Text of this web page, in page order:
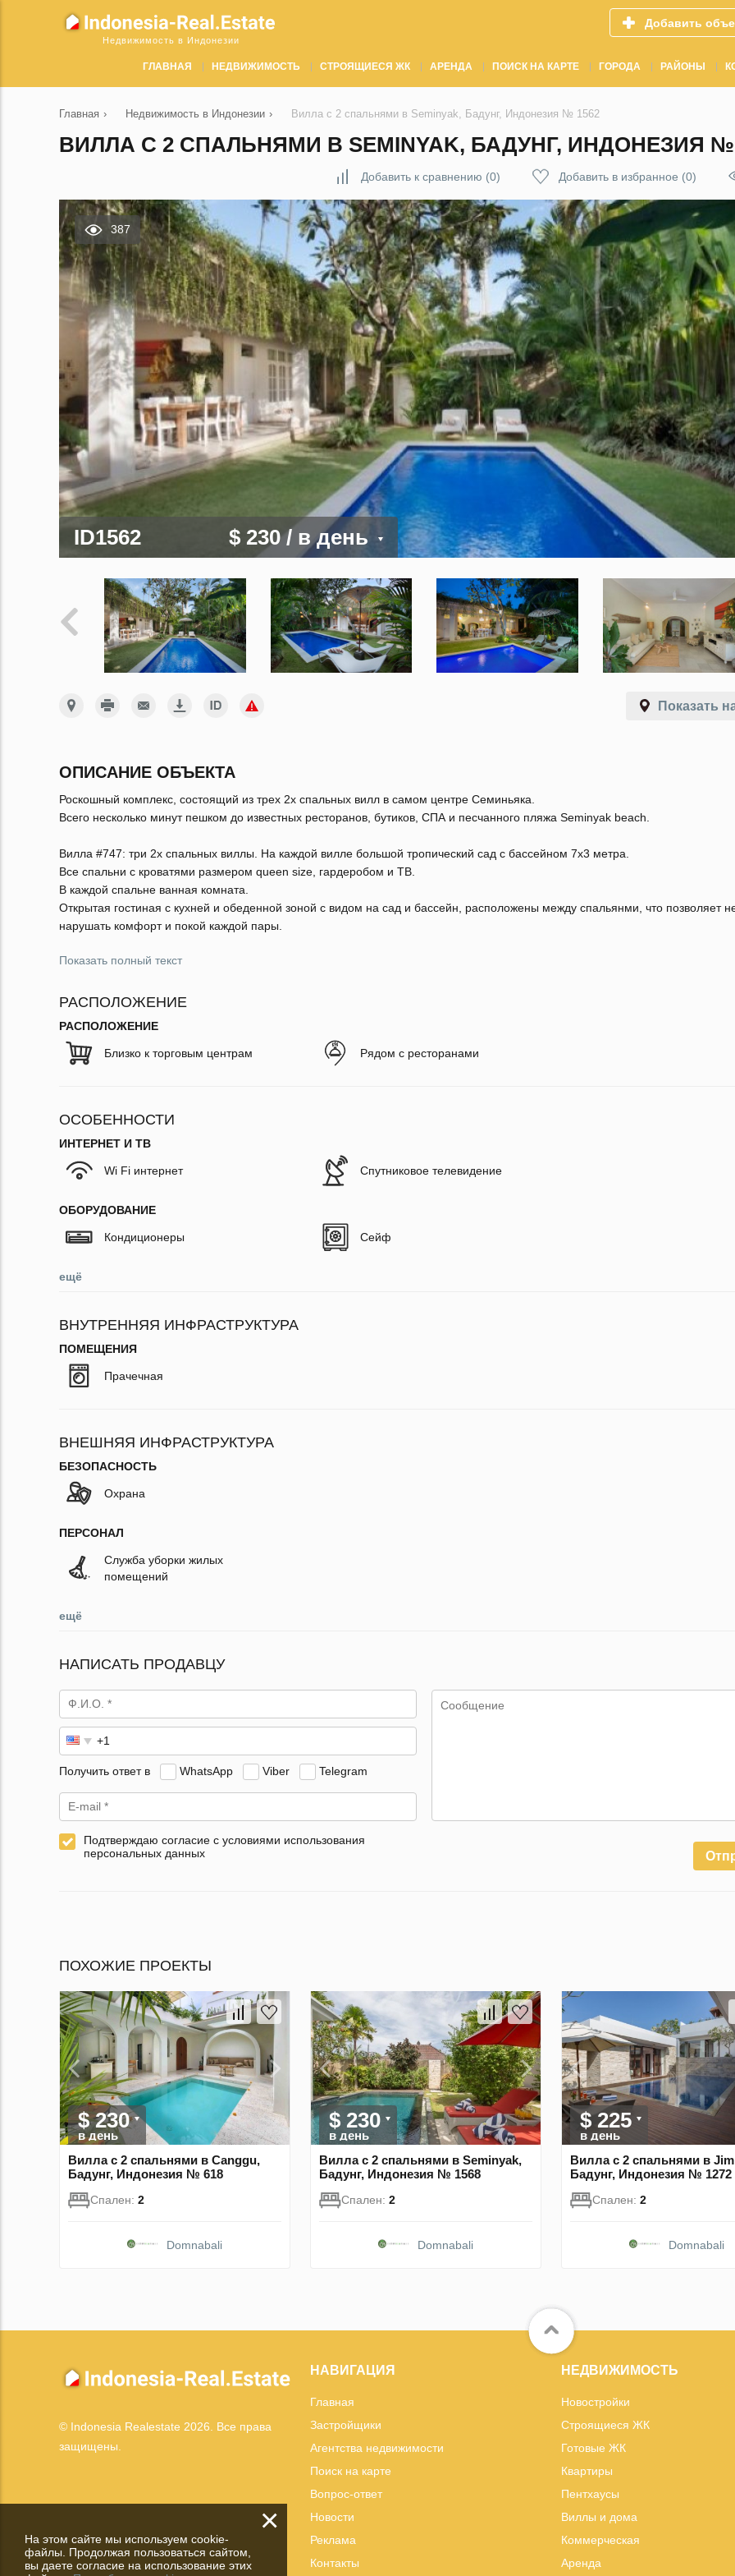
Недвижимость в Индонезии
Добавить
ГЛАВНАЯ НЕДВИЖИМОСТЬ СТРОЯЩИЕСЯ ЖК АРЕНДА ПОИСК НА КАРТЕ ГОРОДА РАЙОНЫ
Главная › Недвижимость в Индонезии › Вилла с 2 спальнями в Seminyak, Бадунг, Индонезия № 1562
ВИЛЛА С 2 СПАЛЬНЯМИ В SEMINYAK, БАДУНГ, ИНДОНЕЗИЯ №
Добавить к сравнению (0) Добавить в избранное (0)
387
ID1562 $ 230/ в день
Показать
ОПИСАНИЕ ОБЪЕКТА
Роскошный комплекс, состоящий из трех 2х спальных вилл в самом центре Семиньяка.
Всего несколько минут пешком до известных ресторанов, бутиков, СПА и песчанного пляжа Seminyak beach.
Вилла #747: три 2х спальных виллы. На каждой вилле большой тропический сад с бассейном 7х3 метра.
Все спальни с кроватями размером queen size, гардеробом и ТВ.
В каждой спальне ванная комната.
Открытая гостиная с кухней и обеденной зоной с видом на сад и бассейн, расположены между спальянми, что позволяет
нарушать комфорт и покой каждой пары.
Показать полный текст
РАСПОЛОЖЕНИЕ
РАСПОЛОЖЕНИЕ
Близко к торговым центрам Рядом с ресторанами
ОСОБЕННОСТИ
ИНТЕРНЕТ И ТВ
Wi Fi интернет Спутниковое телевидение
ОБОРУДОВАНИЕ
Кондиционеры Сейф
ещё
ВНУТРЕННЯЯ ИНФРАСТРУКТУРА
ПОМЕЩЕНИЯ
Прачечная
ВНЕШНЯЯ ИНФРАСТРУКТУРА
БЕЗОПАСНОСТЬ
Охрана
ПЕРСОНАЛ
Служба уборки жилых
помещений
ещё
НАПИСАТЬ ПРОДАВЦУ
Получить ответ в WhatsApp Viber Telegram
Подтверждаю согласие с условиями использования
персональных данных
ПОХОЖИЕ ПРОЕКТЫ
$ 230
в день
Вилла с 2 спальнями в Canggu,
Бадунг, Индонезия № 618
Спален: 2
Domnabali
$ 230
в день
Вилла с 2 спальнями в Seminyak,
Бадунг, Индонезия № 1568
Спален: 2
Domnabali
$ 225
в день
Вилла с 2 спальнями в
Бадунг, Индонезия № 1272
Спален: 2
Domnabali
© Indonesia Realestate 2026. Все права
защищены.
НАВИГАЦИЯ
Главная
Застройщики
Агентства недвижимости
Поиск на карте
Вопрос-ответ
Новости
Реклама
Контакты
НЕДВИЖИМОСТЬ
Новостройки
Строящиеся ЖК
Готовые ЖК
Квартиры
Пентхаусы
Виллы и дома
Коммерческая
Аренда
×
На этом сайте мы используем cookie-
файлы. Продолжая пользоваться сайтом,
вы даете согласие на использование этих